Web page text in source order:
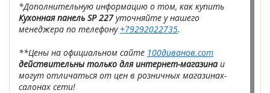
*Дополнительную информацию о том, как купить
Кухонная панель SP 227уточняйте у нашего
менеджера по телефону +79292022735.
**Цены на официальном сайте 100диванов.com
действительны только для интернет-магазинаи
могут отличаться от цен в розничных магазинах-
салонах сети!